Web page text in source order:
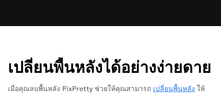
เปลี่ยนพื้นหลังได้อย่างง่ายดาย
เมื่อคุณลบพื้นหลัง PixPretty ช่วยให้คุณสามารถ เปลี่ยนพื้นหลัง ให้